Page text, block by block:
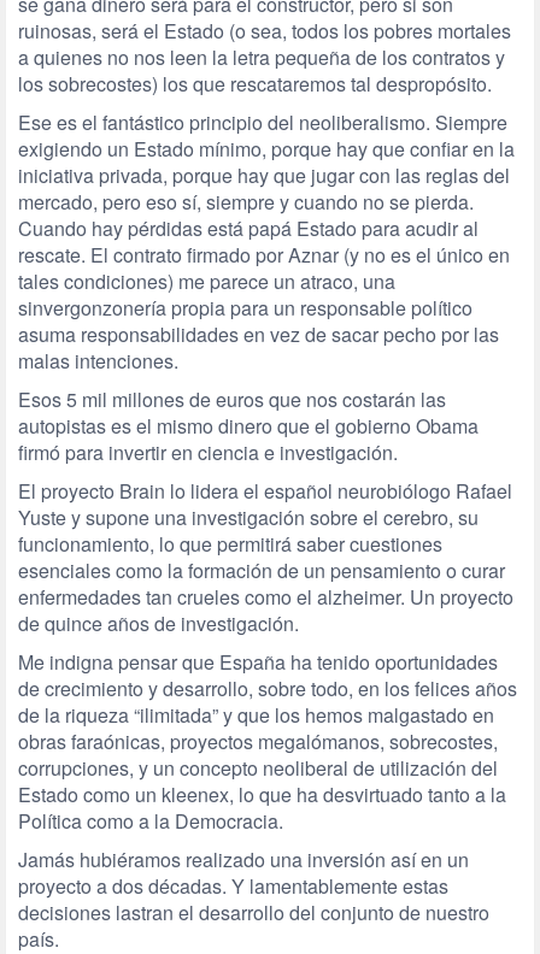
ruinosas, será el Estado (o sea, todos los pobres mortales
a quienes no nos leen la letra pequeña de los contratos y
los sobrecostes) los que rescataremos tal despropósito.
Ese es el fantástico principio del neoliberalismo. Siempre
exigiendo un Estado mínimo, porque hay que confiar en la
iniciativa privada, porque hay que jugar con las reglas del
mercado, pero eso sí, siempre y cuando no se pierda.
Cuando hay pérdidas está papá Estado para acudir al
rescate. El contrato firmado por Aznar (y no es el único en
tales condiciones) me parece un atraco, una
sinvergonzonería propia para un responsable político
asuma responsabilidades en vez de sacar pecho por las
malas intenciones.
Esos 5 mil millones de euros que nos costarán las
autopistas es el mismo dinero que el gobierno Obama
firmó para invertir en ciencia e investigación.
El proyecto Brain lo lidera el español neurobiólogo Rafael
Yuste y supone una investigación sobre el cerebro, su
funcionamiento, lo que permitirá saber cuestiones
esenciales como la formación de un pensamiento o curar
enfermedades tan crueles como el alzheimer. Un proyecto
de quince años de investigación.
Me indigna pensar que España ha tenido oportunidades
de crecimiento y desarrollo, sobre todo, en los felices años
de la riqueza “ilimitada” y que los hemos malgastado en
obras faraónicas, proyectos megalómanos, sobrecostes,
corrupciones, y un concepto neoliberal de utilización del
Estado como un kleenex, lo que ha desvirtuado tanto a la
Política como a la Democracia.
Jamás hubiéramos realizado una inversión así en un
proyecto a dos décadas. Y lamentablemente estas
decisiones lastran el desarrollo del conjunto de nuestro
país.